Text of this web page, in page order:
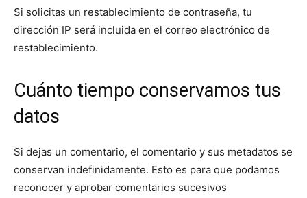
Si solicitas un restablecimiento de contraseña, tu
dirección IP será incluida en el correo electrónico de
restablecimiento.
Cuánto tiempo conservamos tus
datos
Si dejas un comentario, el comentario y sus metadatos se
conservan indefinidamente. Esto es para que podamos
reconocer y aprobar comentarios sucesivos